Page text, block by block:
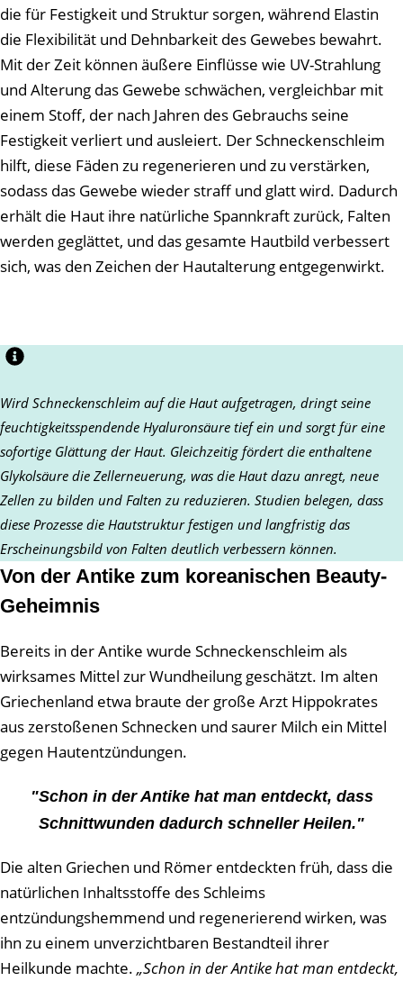
die für Festigkeit und Struktur sorgen, während Elastin
die Flexibilität und Dehnbarkeit des Gewebes bewahrt.
Mit der Zeit können äußere Einflüsse wie UV-Strahlung
und Alterung das Gewebe schwächen, vergleichbar mit
einem Stoff, der nach Jahren des Gebrauchs seine
Festigkeit verliert und ausleiert. Der Schneckenschleim
hilft, diese Fäden zu regenerieren und zu verstärken,
sodass das Gewebe wieder straff und glatt wird. Dadurch
erhält die Haut ihre natürliche Spannkraft zurück, Falten
werden geglättet, und das gesamte Hautbild verbessert
sich, was den Zeichen der Hautalterung entgegenwirkt.
Wird Schneckenschleim auf die Haut aufgetragen, dringt seine
feuchtigkeitsspendende Hyaluronsäure tief ein und sorgt für eine
sofortige Glättung der Haut. Gleichzeitig fördert die enthaltene
Glykolsäure die Zellerneuerung, was die Haut dazu anregt, neue
Zellen zu bilden und Falten zu reduzieren. Studien belegen, dass
diese Prozesse die Hautstruktur festigen und langfristig das
Erscheinungsbild von Falten deutlich verbessern können.
Von der Antike zum koreanischen Beauty-
Geheimnis
Bereits in der Antike wurde Schneckenschleim als
wirksames Mittel zur Wundheilung geschätzt. Im alten
Griechenland etwa braute der große Arzt Hippokrates
aus zerstoßenen Schnecken und saurer Milch ein Mittel
gegen Hautentzündungen.
"Schon in der Antike hat man entdeckt, dass
Schnittwunden dadurch schneller Heilen."
Die alten Griechen und Römer entdeckten früh, dass die
natürlichen Inhaltsstoffe des Schleims
entzündungshemmend und regenerierend wirken, was
ihn zu einem unverzichtbaren Bestandteil ihrer
Heilkunde machte. „Schon in der Antike hat man entdeckt,